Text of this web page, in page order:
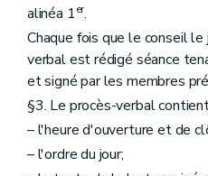
alinéa 1er.
Chaque fois que le conseil
verbal est rédigé séance
et signé par les membres
§3. Le procès-verbal
– l'heure d'ouverture et de
– l'ordre du jour;